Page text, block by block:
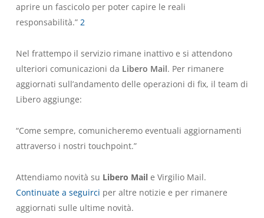
aprire un fascicolo per poter capire le reali
responsabilità.” 2
Nel frattempo il servizio rimane inattivo e si attendono
ulteriori comunicazioni da Libero Mail. Per rimanere
aggiornati sull’andamento delle operazioni di fix, il team di
Libero aggiunge:
“Come sempre, comunicheremo eventuali aggiornamenti
attraverso i nostri touchpoint.”
Attendiamo novità su Libero Maile Virgilio Mail.
Continuate a seguirci per altre notizie e per rimanere
aggiornati sulle ultime novità.